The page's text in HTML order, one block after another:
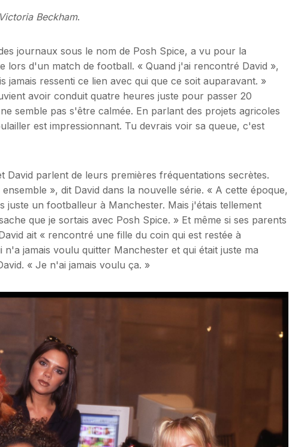
Victoria Beckham.
journaux sous le nom de Posh Spice, a vu pour la
lors d'un match de football. « Quand j'ai rencontré David »,
jamais ressenti ce lien avec qui que ce soit auparavant. »
avoir conduit quatre heures juste pour passer 20
semble pas s'être calmée. En parlant des projets agricoles
est impressionnant. Tu devrais voir sa queue, c'est
David parlent de leurs premières fréquentations secrètes.
», dit David dans la nouvelle série. « A cette époque,
juste un footballeur à Manchester. Mais j'étais tellement
que je sortais avec Posh Spice. » Et même si ses parents
ait « rencontré une fille du coin qui est restée à
jamais voulu quitter Manchester et qui était juste ma
« Je n'ai jamais voulu ça. »